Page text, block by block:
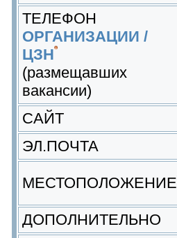
ТЕЛЕФОН
ОРГАНИЗАЦИИ /
ЦЗН
(размещавших
вакансии)
САЙТ
ЭЛ.ПОЧТА
МЕСТОПОЛОЖЕНИЕ
ДОПОЛНИТЕЛЬНО